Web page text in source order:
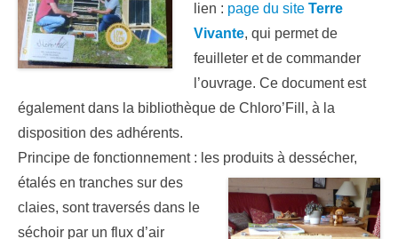
lien : page du site Terre
Vivante, qui permet de
feuilleter et de commander
l’ouvrage. Ce document est
également dans la bibliothèque de Chloro’Fill, à la
disposition des adhérents.
Principe de fonctionnement : les produits à dessécher,
étalés en tranches sur des
claies, sont traversés dans le
séchoir par un flux d’air